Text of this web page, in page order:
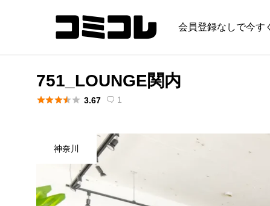
会員登録なしで今す
751_LOUNGE関内
 3.67  1
神奈川